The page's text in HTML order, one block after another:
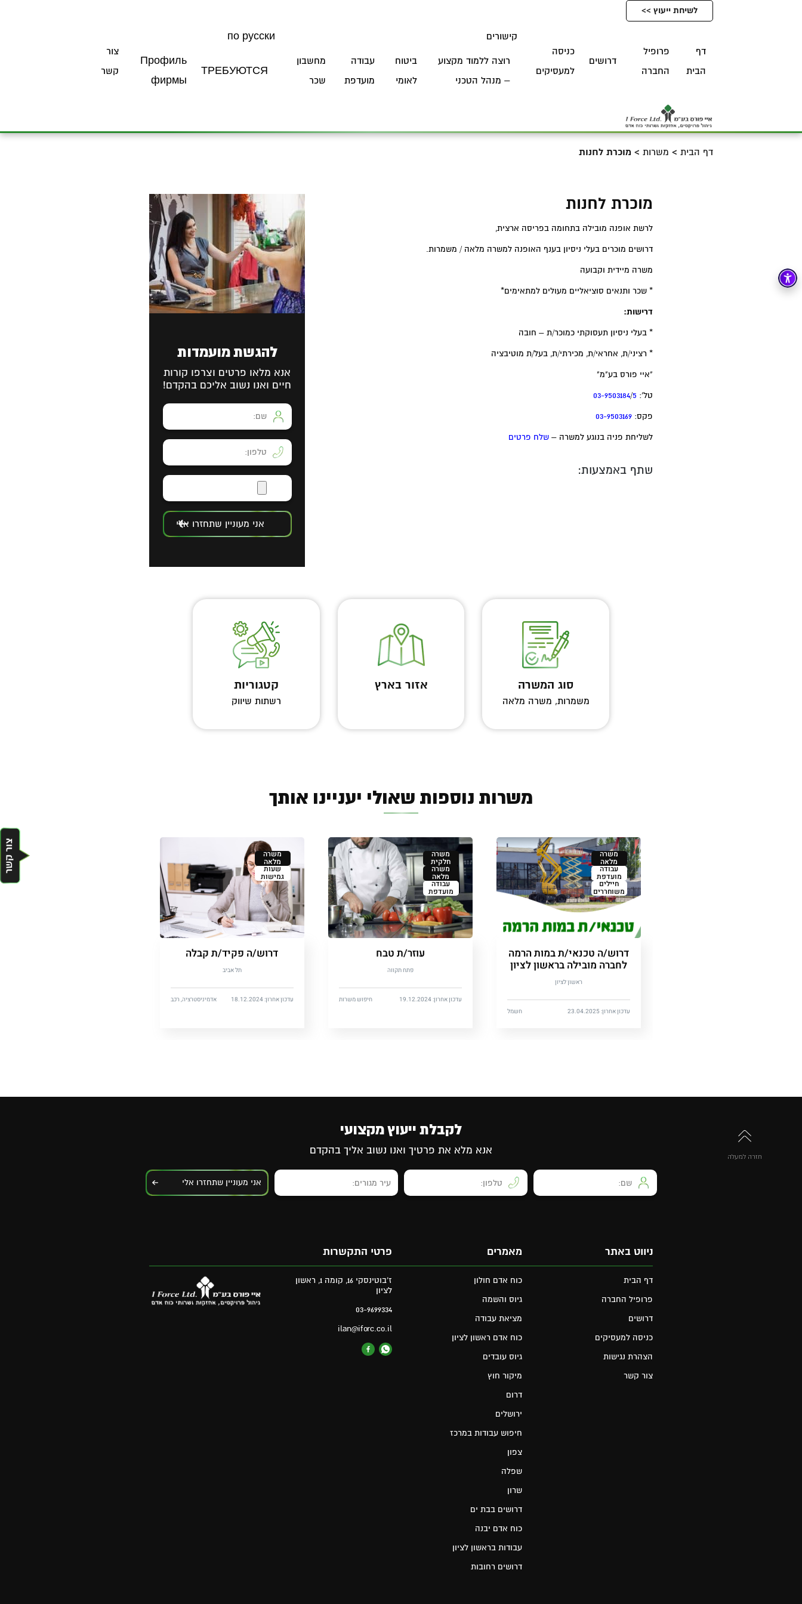
לשיחת ייעוץ >>
דף
הבית
פרופיל
החברה
דרושים
כניסה
למעסיקים
קישורים
רוצה ללמוד מקצוע
– מנהל הטכני
ביטוח
לאומי
עבודה
מועדפת
מחשבון
שכר
по русски
ТРЕБУЮТСЯ
Профиль
фирмы
צור
קשר
דף הבית > משרות > מוכרת לחנות
מוכרת לחנות
לרשת אופנה מובילה בתחומה בפריסה ארצית,
דרושים מוכרים בעלי ניסיון בענף האופנה למשרה מלאה / משמרות.
משרה מיידית וקבועה
* שכר ותנאים סוציאליים מעולים למתאימים*
דרישות:
* בעלי ניסיון תעסוקתי כמוכר/ת – חובה
* רציני/ת, אחראי/ת, מכירתי/ת, בעל/ת מוטיבציה
"איי פורס בע"מ"
טל’: 03-9503184/5
פקס:03-9503169
לשליחת פניה בנוגע למשרה –שלח פרטים
שתף באמצעות:
להגשת מועמדות
אנא מלאו פרטים וצרפו קורות
חיים ואנו נשוב אליכם בהקדם!
אני מעוניין שתחזרו אלי
סוג המשרה
משמרות, משרה מלאה
אזור בארץ קטגוריות
רשתות שיווק
משרות נוספות שאולי יעניינו אותך
משרה
מלאה
עבודה
מועדפת
חיילים
משוחררים
דרוש/ה טכנאי/ת במות הרמה
לחברה מובילה בראשון לציון
ראשון לציון
עדכון אחרון: 23.04.2025 חשמל
משרה
חלקית
משרה
מלאה
עבודה
מועדפת
עוזר/ת טבח
פתח תקווה
עדכון אחרון: 19.12.2024 חיפוש משרות
משרה
מלאה
שעות
גמישות
דרוש/ה פקיד/ת קבלה
תל אביב
עדכון אחרון: 18.12.2024 אדמיניסטרציה, רכב
חזרה למעלה
לקבלת ייעוץ מקצועי
אנא מלא את פרטיך ואנו נשוב אליך בהקדם
אני מעוניין שתחזרו אלי
ניווט באתר
דף הבית
פרופיל החברה
דרושים
כניסה למעסיקים
הצהרת נגישות
צור קשר
מאמרים
כוח אדם חולון
גיוס והשמה
מציאת עבודה
כוח אדם ראשון לציון
גיוס עובדים
מיקור חוץ
דרום
ירושלים
חיפוש עבודות במרכז
צפון
שפלה
שרון
דרושים בבת ים
כוח אדם יבנה
עבודות בראשון לציון
דרושים רחובות
פרטי התקשרות
ז'בוטינסקי 16, קומה 1, ראשון
לציון
03-9699334
ilan@iforc.co.il